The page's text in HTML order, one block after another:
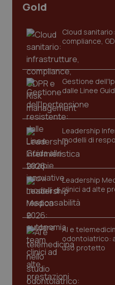
Gold
Cloud
compliance,
Gestione
dalle Linee
Leadership
modelli di
Leadership
clinici ad alte
AI e
odontoiatrico:
uso protetto
I cookie necessari
sito web abilitandone
funzionare correttamente
Nome
CookieScriptConsent